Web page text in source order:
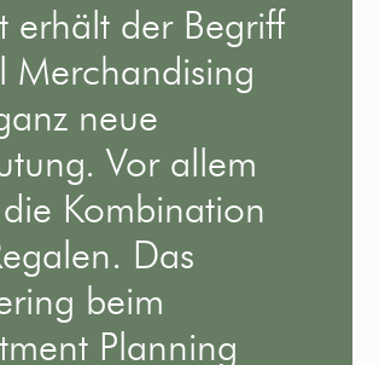
erhält der Begriff
Merchandising
neue
Vor allem
Kombination
Das
beim
Planning